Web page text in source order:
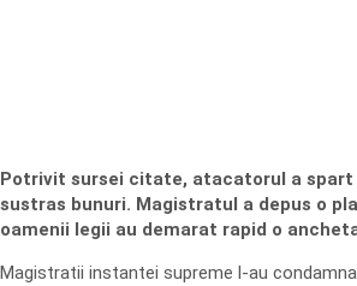
Potrivit sursei citate, atacatorul a spart
sustras bunuri. Magistratul a depus o
oamenii legii au demarat rapid o
Magistratii instantei supreme l-au